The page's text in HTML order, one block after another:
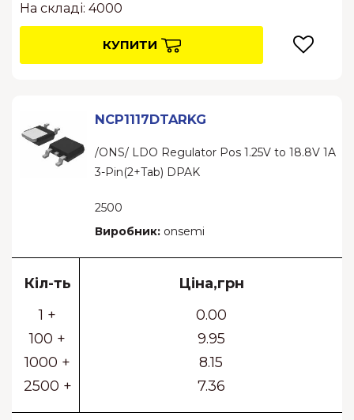
На складі: 4000
КУПИТИ
NCP1117DTARKG
/ONS/ LDO Regulator Pos 1.25V to 18.8V 1A
3-Pin(2+Tab) DPAK
2500
Виробник: onsemi
Кіл-ть
1 +
100 +
1000 +
2500 +
Ціна,грн
0.00
9.95
8.15
7.36